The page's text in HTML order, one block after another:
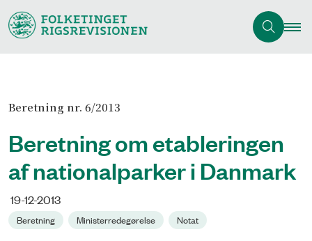
Beretning nr. 6/2013
Beretning om etableringen
af nationalparker i Danmark
19-12-2013
Beretning Ministerredegørelse Notat